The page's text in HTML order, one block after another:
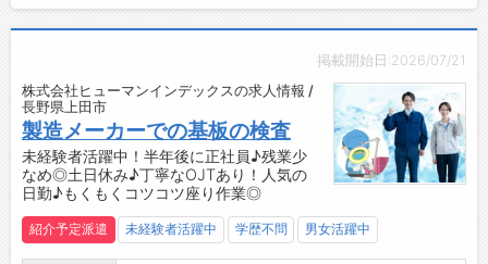
みなさまのご応募を心よりお待ちしております
＾＾
☆----------------------------------------
☆
の権利化阻止まで広く携われるため、知財担当
としてのスキル向上が可能です。
競合メーカー特許を意識した対応など、知財に
よる事業競争力を実感しやすい点も魅力です。
【働きやすい職場◎】
・育児や介護と両立しやすい制度が充実してい
ます！
※子の看護休暇の有給化／中学入学まで時短勤
掲載開始日:2026/07/21
株式会社ヒューマンインデックスの求人情報 /
長野県上田市
製造メーカーでの基板の検査
未経験者活躍中！半年後に正社員♪残業少
なめ◎土日休み♪丁寧なOJTあり！人気の
日勤♪もくもくコツコツ座り作業◎
紹介予定派遣 未経験者活躍中 学歴不問 男女活躍中